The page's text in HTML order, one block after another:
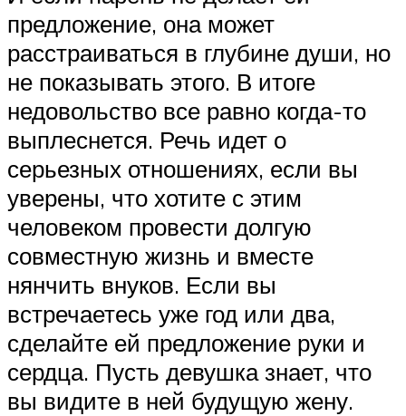
предложение, она может
расстраиваться в глубине души, но
не показывать этого. В итоге
недовольство все равно когда-то
выплеснется. Речь идет о
серьезных отношениях, если вы
уверены, что хотите с этим
человеком провести долгую
совместную жизнь и вместе
нянчить внуков. Если вы
встречаетесь уже год или два,
сделайте ей предложение руки и
сердца. Пусть девушка знает, что
вы видите в ней будущую жену.